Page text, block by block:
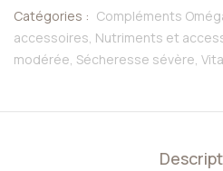
Catégories : Compléments
accessoires, Nutriments et
modérée, Sécheresse sévère,